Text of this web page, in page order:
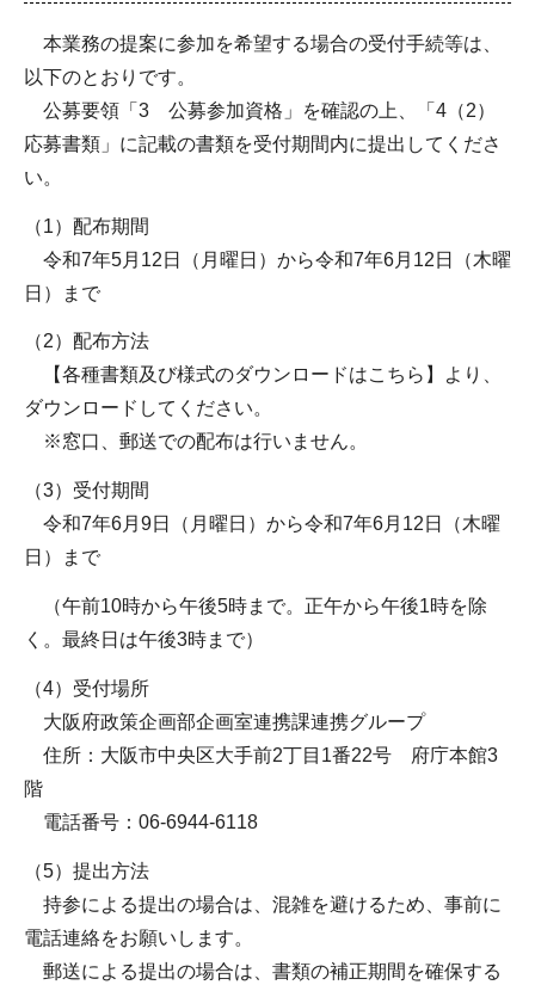
本業務の提案に参加を希望する場合の受付手続等は、
以下のとおりです。
公募要領「3 公募参加資格」を確認の上、「4（2）
応募書類」に記載の書類を受付期間内に提出してくださ
い。
（1）配布期間
令和7年5月12日（月曜日）から令和7年6月12日（木曜
日）まで
（2）配布方法
【各種書類及び様式のダウンロードはこちら】より、
ダウンロードしてください。
※窓口、郵送での配布は行いません。
（3）受付期間
令和7年6月9日（月曜日）から令和7年6月12日（木曜
日）まで
（午前10時から午後5時まで。正午から午後1時を除
く。最終日は午後3時まで）
（4）受付場所
大阪府政策企画部企画室連携課連携グループ
住所：大阪市中央区大手前2丁目1番22号 府庁本館3
階
電話番号：06-6944-6118
（5）提出方法
持参による提出の場合は、混雑を避けるため、事前に
電話連絡をお願いします。
郵送による提出の場合は、書類の補正期間を確保する